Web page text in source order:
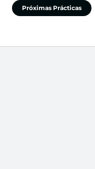
Próximas Prácticas